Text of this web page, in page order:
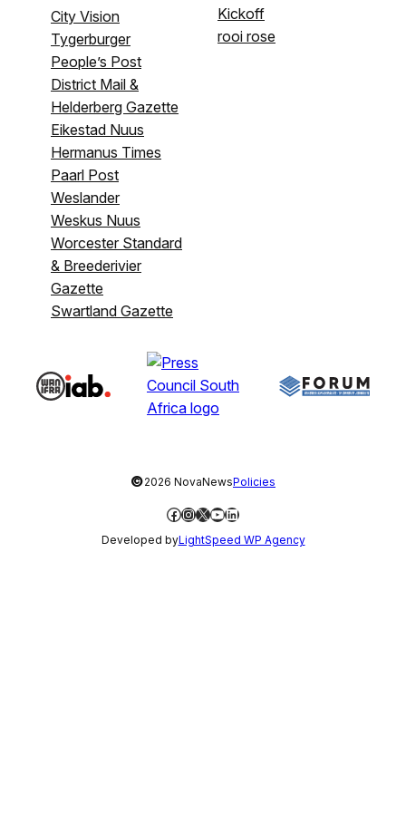
City Vision
Tygerburger
People’s Post
District Mail &
Helderberg Gazette
Eikestad Nuus
Hermanus Times
Paarl Post
Weslander
Weskus Nuus
Worcester Standard
& Breederivier
Gazette
Swartland Gazette
Kickoff
rooi rose
©2026 NovaNewsPolicies
Facebook
Instagram
X YouTube
LinkedIn
Developed byLightSpeed WP Agency